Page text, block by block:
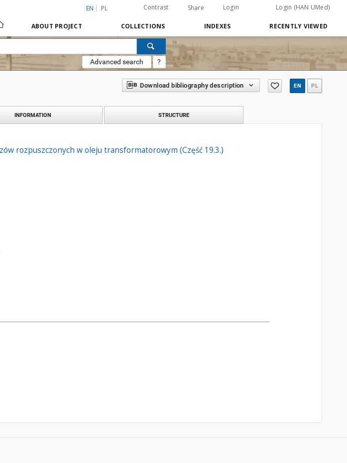
EN PL Contrast Share Login Login (HAN UMed)
ABOUT PROJECT COLLECTIONS INDEXES RECENTLY VIEWED
Advanced search ?
Download bibliography description EN PL
INFORMATION STRUCTURE
rozpuszczonych w oleju transformatorowym (Część 19.3.)